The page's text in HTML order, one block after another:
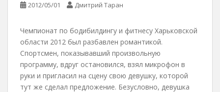
2012/05/01 Дмитрий Таран
Чемпионат по бодибилдингу и фитнесу Харьковской
области 2012 был разбавлен романтикой.
Спортсмен, показывавший произвольную
программу, вдруг остановился, взял микрофон в
руки и пригласил на сцену свою девушку, которой
тут же сделал предложение. Безусловно, девушка